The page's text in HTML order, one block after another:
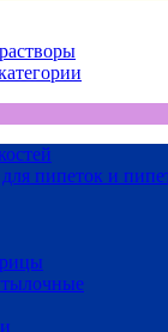
пипеток и